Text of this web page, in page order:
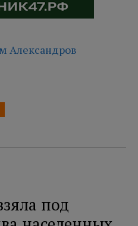
Александров
под